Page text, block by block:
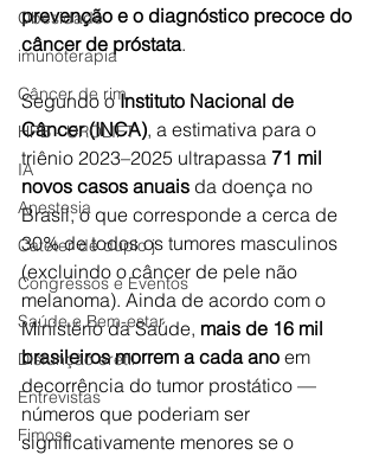
Obesidade
imunoterapia
Câncer de rim
HPB - UROLIFT
IA
Anestesia
Cateter de duplo j
Congressos e Eventos
Saúde e Bem-estar
Disfunção erétil
Entrevistas
Fimose
prevenção e o diagnóstico precoce do
câncer de próstata.
Segundo o Instituto Nacional de
Câncer (INCA), a estimativa para o
triênio 2023–2025 ultrapassa 71 mil
novos casos anuais da doença no
Brasil, o que corresponde a cerca de
30% de todos os tumores masculinos
(excluindo o câncer de pele não
melanoma). Ainda de acordo com o
Ministério da Saúde, mais de 16 mil
brasileiros morrem a cada ano em
decorrência do tumor prostático —
números que poderiam ser
significativamente menores se o